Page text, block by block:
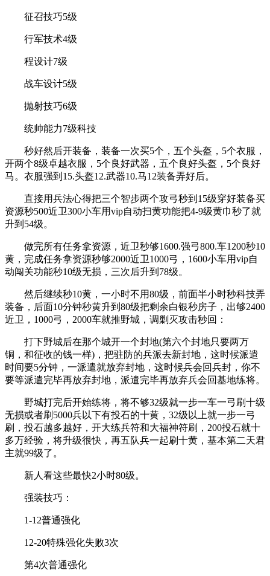
征召技巧5级
行军技术4级
程设计7级
战车设计5级
抛射技巧6级
统帅能力7级科技
秒好然后开装备，装备一次买5个，五个头盔，5个衣服，
开两个8级卓越衣服，5个良好武器，五个良好头盔，5个良好
马。衣服强到15.头盔12.武器10.马12装备弄好后。
直接用兵法心得把三个智步两个攻弓秒到15级穿好装备买
资源秒500近卫300小车用vip自动扫黄功能把4-9级黄巾秒了就
升到54级。
做完所有任务拿资源，近卫秒够1600.强弓800.车1200秒10
黄，完成任务拿资源秒够2000近卫1000弓，1600小车用vip自
动闯关功能秒10级无损，三次后升到78级。
然后继续秒10黄，一小时不用80级，前面半小时秒科技弄
装备，后面10分钟秒黄升到80级把剩余白银秒房子，出够2400
近卫，1000弓，2000车就推野城，调剿灭攻击秒回：
打下野城后在那个城开一个封地(第六个封地只要两万
铜，和征收的钱一样)，把驻防的兵派去新封地，这时候派遣
时间要5分钟，一派遣就放弃封地，这时候兵会回兵封，你不
要等派遣完毕再放弃封地，派遣完毕再放弃兵会回基地练将。
野城打完后开始练将，将不够32级就一步一车一弓刷十级
无损或者刷5000兵以下有投石的十黄，32级以上就一步一弓
刷，投石越多越好，开大练兵符和大福神符刷，200投石就十
多万经验，将升级很快，再五队兵一起刷十黄，基本第二天君
主就99级了。
新人看这些最快2小时80级。
强装技巧：
1-12普通强化
12-20特殊强化失败3次
第4次普通强化